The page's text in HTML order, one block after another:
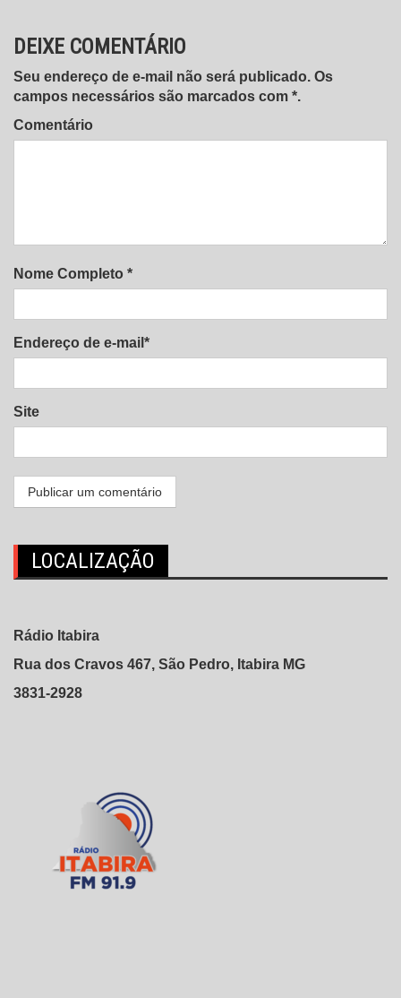
DEIXE COMENTÁRIO
Seu endereço de e-mail não será publicado. Os
campos necessários são marcados com *.
Comentário
Nome Completo *
Endereço de e-mail*
Site
LOCALIZAÇÃO
Rádio Itabira
Rua dos Cravos 467, São Pedro, Itabira MG
3831-2928